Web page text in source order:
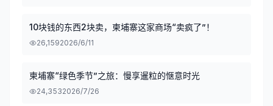
10块钱的东西2块卖，柬埔寨这家商场“卖疯了”！
26,1592026/6/11
柬埔寨“绿色季节”之旅：慢享暹粒的惬意时光
24,3532026/7/26